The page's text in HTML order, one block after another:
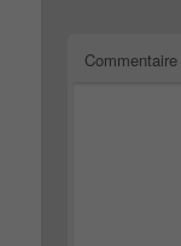
Commentaire